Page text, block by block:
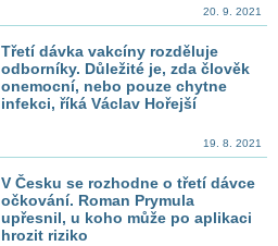
20. 9. 2021
Třetí dávka vakcíny rozděluje
odborníky. Důležité je, zda člověk
onemocní, nebo pouze chytne
infekci, říká Václav Hořejší
19. 8. 2021
V Česku se rozhodne o třetí dávce
očkování. Roman Prymula
upřesnil, u koho může po aplikaci
hrozit riziko